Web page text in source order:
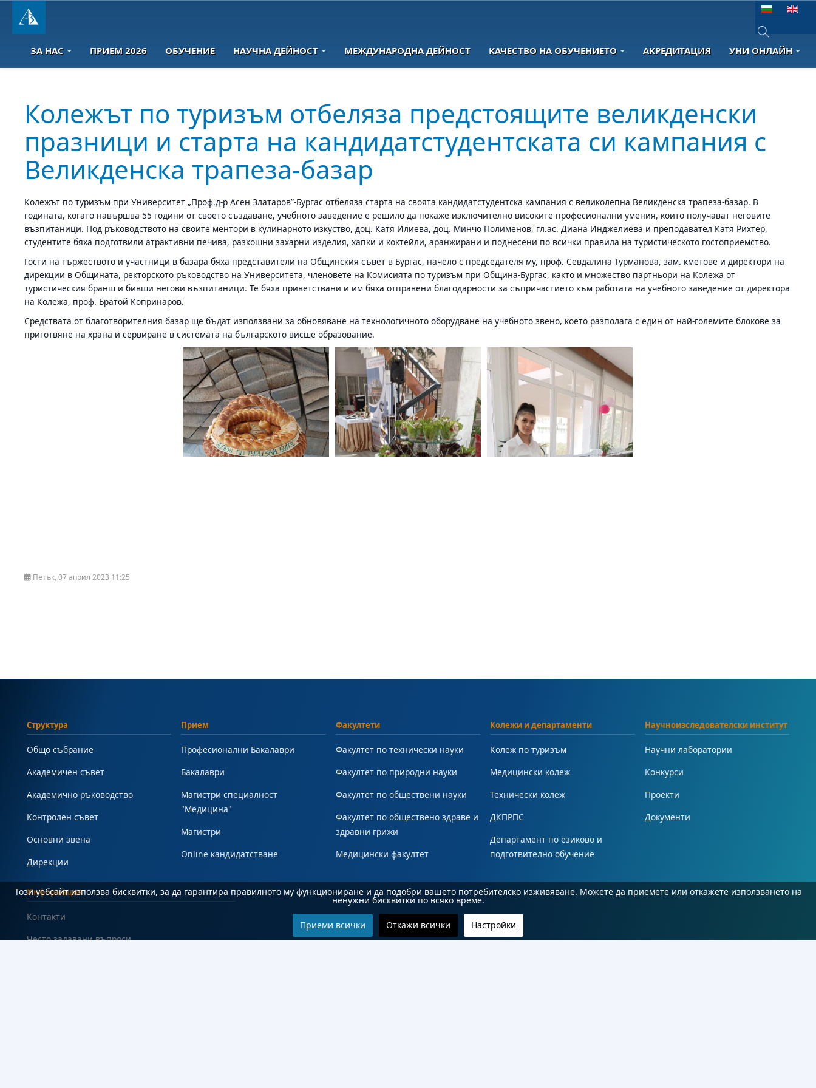
Изберете език
Type 2 or
ЗА НАС ПРИЕМ 2026 ОБУЧЕНИЕ НАУЧНА ДЕЙНОСТ МЕЖДУНАРОДНА ДЕЙНОСТ КАЧЕСТВО НА ОБУЧЕНИЕТО АКРЕДИТАЦИЯ УНИ ОНЛАЙН
Колежът по туризъм отбеляза предстоящите великденски
празници и старта на кандидатстудентската си кампания с
Великденска трапеза-базар
Колежът по туризъм при Университет „Проф.д-р Асен Златаров”-Бургас отбеляза старта на своята кандидатстудентска кампания с великолепна Великденска трапеза-базар. В
годината, когато навършва 55 години от своето създаване, учебното заведение е решило да покаже изключително високите професионални умения, които получават неговите
възпитаници. Под ръководството на своите ментори в кулинарното изкуство, доц. Катя Илиева, доц. Минчо Полименов, гл.ас. Диана Инджелиева и преподавател Катя Рихтер,
студентите бяха подготвили атрактивни печива, разкошни захарни изделия, хапки и коктейли, аранжирани и поднесени по всички правила на туристическото гостоприемство.
Гости на тържеството и участници в базара бяха представители на Общинския съвет в Бургас, начело с председателя му, проф. Севдалина Турманова, зам. кметове и директори на
дирекции в Общината, ректорското ръководство на Университета, членовете на Комисията по туризъм при Община-Бургас, както и множество партньори на Колежа от
туристическия бранш и бивши негови възпитаници. Те бяха приветствани и им бяха отправени благодарности за съпричастието към работата на учебното заведение от директора
на Колежа, проф. Братой Копринаров.
Средствата от благотворителния базар ще бъдат използвани за обновяване на технологичното оборудване на учебното звено, което разполага с един от най-големите блокове за
приготвяне на храна и сервиране в системата на българското висше образование.
Петък, 07 април 2023 11:25
Структура
Общо събрание
Академичен съвет
Академично ръководство
Контролен съвет
Основни звена
Дирекции
Прием
Професионални Бакалаври
Бакалаври
Магистри специалност
"Медицина"
Магистри
Online кандидатстване
Факултети
Факултет по технически науки
Факултет по природни науки
Факултет по обществени науки
Факултет по обществено здраве и
здравни грижи
Медицински факултет
Колежи и департаменти
Колеж по туризъм
Медицински колеж
Технически колеж
ДКПРПС
Департамент по езиково и
подготвително обучение
Научноизследователски институт
Научни лаборатории
Конкурси
Проекти
Документи
Информация
Контакти
Често задавани въпроси
Този уебсайт използва бисквитки, за да гарантира правилното му функциониране и да подобри вашето потребителско изживяване. Можете да приемете или откажете използването на
ненужни бисквитки по всяко време.
Приеми всички Откажи всички Настройки